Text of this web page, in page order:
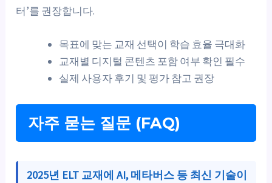
터’를 권장합니다.
목표에 맞는 교재 선택이 학습 효율 극대화
교재별 디지털 콘텐츠 포함 여부 확인 필수
실제 사용자 후기 및 평가 참고 권장
자주 묻는 질문 (FAQ)
2025년 ELT 교재에 AI, 메타버스 등 최신 기술이